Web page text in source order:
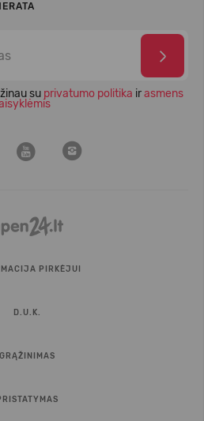
su privatumo politika irasmens
PIRKĖJUI
D.U.K.
GRĄŽINIMAS